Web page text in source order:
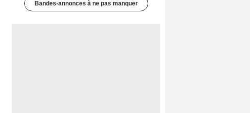
Bandes-annonces à ne pas manquer